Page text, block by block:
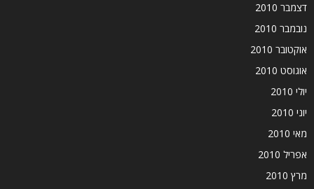
דצמבר 2010
נובמבר 2010
אוקטובר 2010
אוגוסט 2010
יולי 2010
יוני 2010
מאי 2010
אפריל 2010
מרץ 2010